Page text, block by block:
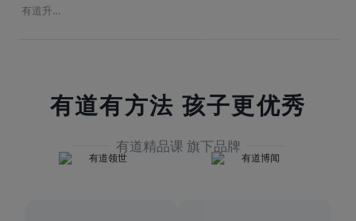
有道升学规划师
有道有方法 孩子更优秀
有道精品课 旗下品牌